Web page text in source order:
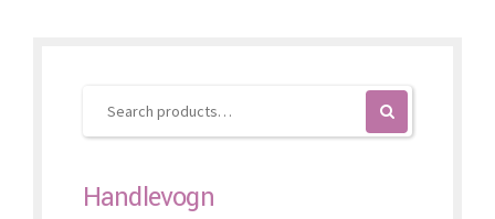
product
Handlevogn